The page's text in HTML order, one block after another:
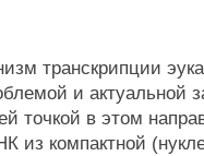
транскрипции
и актуальной
точкой в этом
из компактной